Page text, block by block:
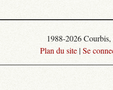
1988-2026
Plan du site |Se